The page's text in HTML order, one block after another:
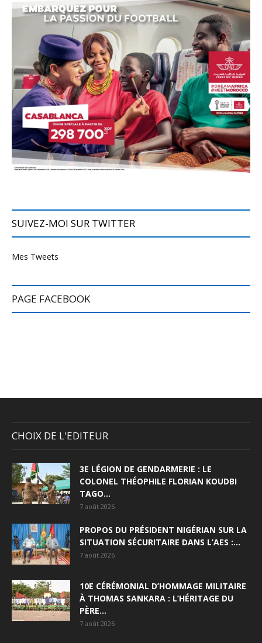
SUIVEZ-MOI SUR TWITTER
Mes Tweets
PAGE FACEBOOK
CHOIX DE L'EDITEUR
3E LÉGION DE GENDARMERIE : LE
COLONEL THÉOPHILE FLORIAN KOUDBI
TAGO...
7 août 2026
PROPOS DU PRÉSIDENT NIGÉRIAN SUR LA
SITUATION SÉCURITAIRE DANS L’AES :...
7 août 2026
10E CÉRÉMONIAL D’HOMMAGE MILITAIRE
À THOMAS SANKARA : L’HÉRITAGE DU
PÈRE...
7 août 2026